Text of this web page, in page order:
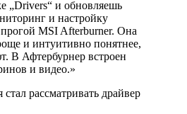
„Drivers“ и обновляешь
и настройку
MSI Afterburner. Она
и интуитивно понятнее,
В Афтербурнер встроен
и видео.»
рассматривать драйвер